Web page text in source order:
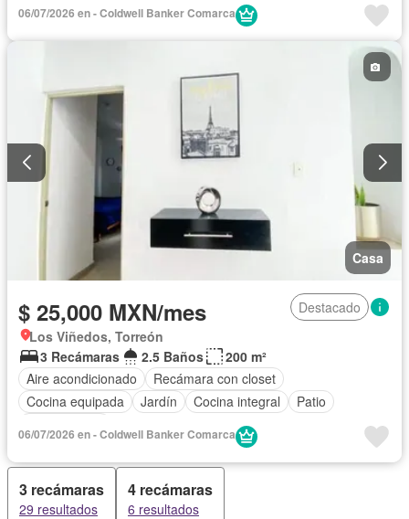
06/07/2026 en - Coldwell Banker Comarca
Casa
$ 25,000 MXN/mes
Destacado
Los Viñedos, Torreón
3 Recámaras
2.5 Baños
200 m²
Aire acondicionado
Recámara con closet
Cocina equipada
Jardín Cocina integral
Patio
06/07/2026 en - Coldwell Banker Comarca
3 recámaras
29 resultados
4 recámaras
6 resultados